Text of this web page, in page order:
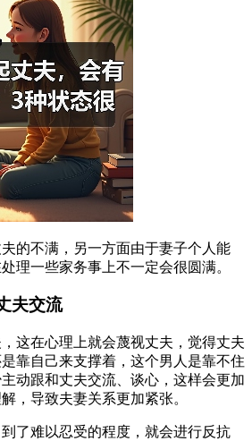
的不满，另一方面由于妻子个人能
理一些家务事上不一定会很圆满。
夫交流
这在心理上就会蔑视丈夫，觉得丈夫
靠自己来支撑着，这个男人是靠不住
动跟和丈夫交流、谈心，这样会更加
，导致夫妻关系更加紧张。
了难以忍受的程度，就会进行反抗